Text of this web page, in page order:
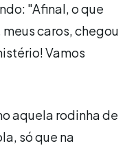
"Afinal, o que
caros, chegou
Vamos
aquela rodinha de
só que na